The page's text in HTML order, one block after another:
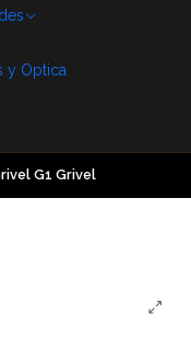
y Optica
G1 Grivel